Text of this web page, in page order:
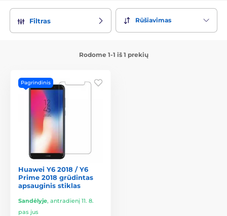
Filtras Rūšiavimas
Rodome 1-1 iš 1 prekių
Pagrindinis
Huawei Y6 2018 / Y6
Prime 2018 grūdintas
apsauginis stiklas
Sandėlyje, antradienį 11. 8.
pas jus